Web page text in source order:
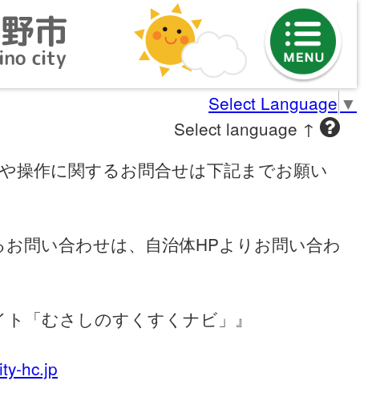
Select Language ▼
Select language ↑
操作に関するお問合せは下記までお願い
問い合わせは、自治体HPよりお問い合わ
ト「むさしのすくすくナビ」』
hc.jp